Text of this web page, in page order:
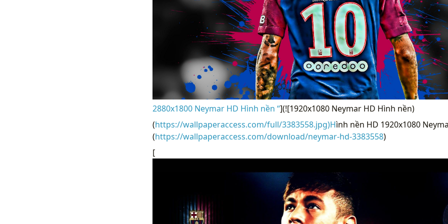
2880x1800 Neymar HD Hình nền “](![1920x1080 Neymar HD Hình nền)
(https://wallpaperaccess.com/full/3383558.jpg)Hình nền HD 1920x1080
(https://wallpaperaccess.com/download/neymar-hd-3383558)
[